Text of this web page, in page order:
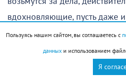
вдохновляющие, пусть даже
Не исключено, что удастся
совместных действиях с
когда-то оказали важные
Пользуясь нашим сайтом, вы соглашаетесь с
данныхи использованием
Я